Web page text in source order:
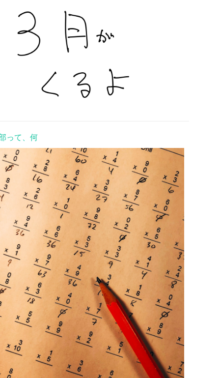
って、何